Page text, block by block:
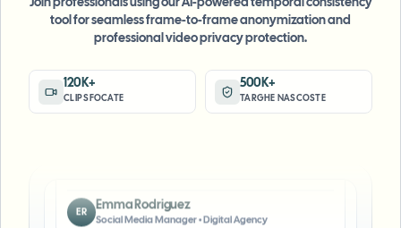
Join professionals using our AI-powered temporal consistency
tool for seamless frame-to-frame anonymization and
professional video privacy protection.
120K+
CLIP SFOCATE
500K+
TARGHE NASCOSTE
Content Creator • YouTube
blur and automatic license-plate hiding
keeps posts compliant and on-brand without